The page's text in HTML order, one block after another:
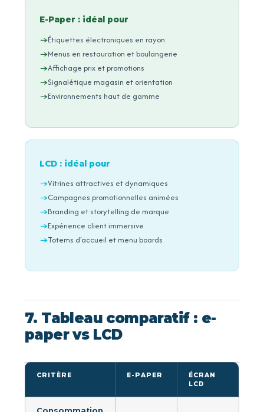
E-Paper : idéal pour
Étiquettes électroniques en rayon
Menus en restauration et boulangerie
Affichage prix et promotions
Signalétique magasin et orientation
Environnements haut de gamme
LCD : idéal pour
Vitrines attractives et dynamiques
Campagnes promotionnelles animées
Branding et storytelling de marque
Expérience client immersive
Totems d'accueil et menu boards
7. Tableau comparatif : e-
paper vs LCD
CRITÈRE E-PAPER
ÉCRAN
LCD